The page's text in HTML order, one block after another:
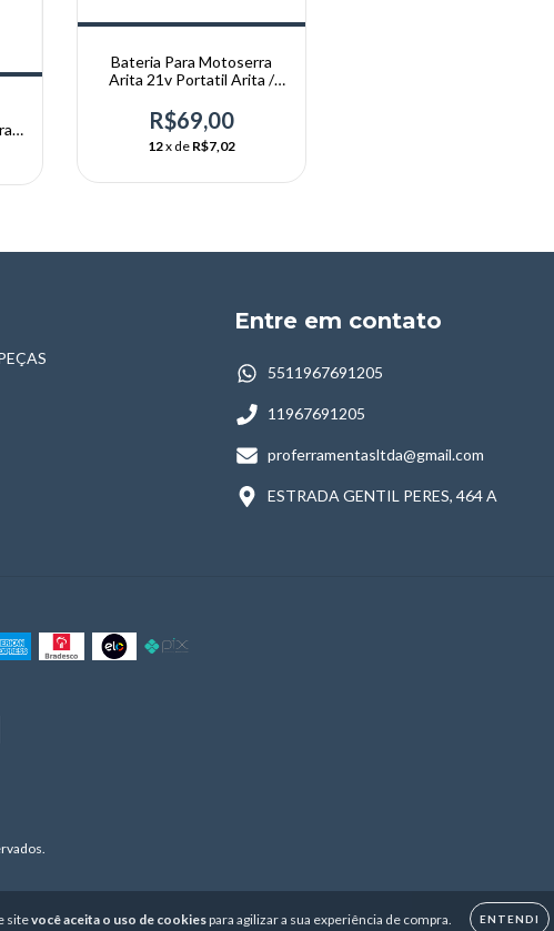
sitevocê aceita o uso de cookiespara agilizar a sua experiência de compra. ENTENDI
Bateria Para Motoserra
Arita 21v Portatil Arita /
R$69,00
12x de R$7,02
Entre em contato
5511967691205
11967691205
proferramentasltda@gmail.com
ESTRADA GENTIL PERES, 464 A